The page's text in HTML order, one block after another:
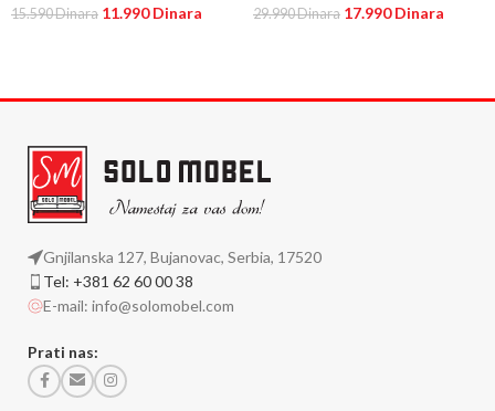
15.590Dinara 11.990Dinara 29.990Dinara 17.990Dinara
Gnjilanska 127, Bujanovac, Serbia, 17520
Tel: +381 62 60 00 38
E-mail: info@solomobel.com
Prati nas: